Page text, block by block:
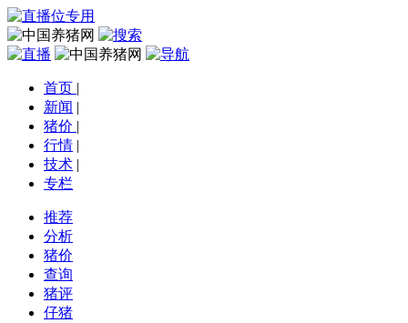
首页 |
新闻 |
猪价 |
行情 |
技术 |
专栏
推荐
分析
猪价
查询
猪评
仔猪